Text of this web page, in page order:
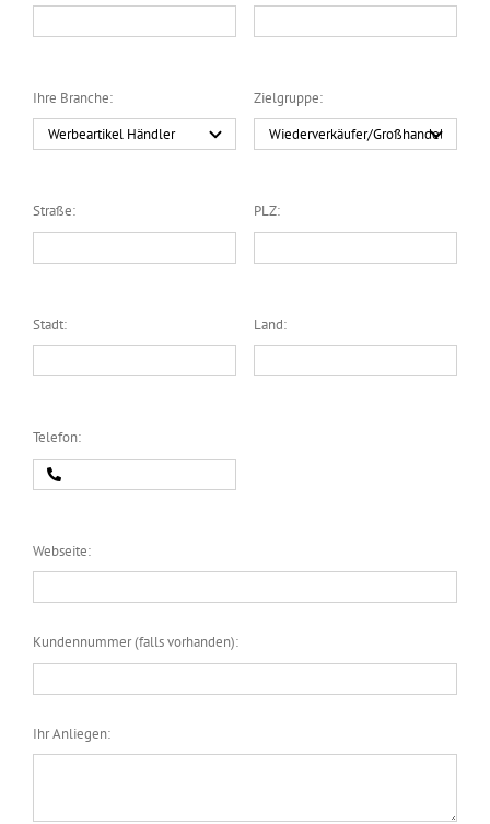
Suche
nach:
Ihre Branche: Zielgruppe:
Straße: PLZ:
Stadt: Land:
Telefon:
Webseite:
Kundennummer (falls vorhanden):
Ihr Anliegen: